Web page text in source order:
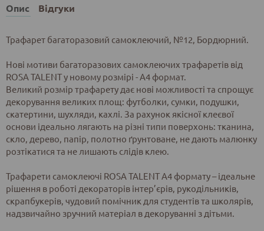
Опис Відгуки
Трафарет багаторазовий самоклеючий, №12, Бордюрний.
Нові мотиви багаторазових самоклеючих трафаретів від
ROSA TALENT у новому розмірі - А4 формат.
Великий розмір трафарету дає нові можливості та спрощує
декорування великих площ: футболки, сумки, подушки,
скатертини, шухляди, кахлі. За рахунок якісної клеєвої
основи ідеально лягають на різні типи поверхонь: тканина,
скло, дерево, папір, полотно ґрунтоване, не дають малюнку
розтікатися та не лишають слідів клею.
Трафарети самоклеючі ROSA TALENT А4 формату – ідеальне
рішення в роботі декораторів інтер’єрів, рукодільників,
скрапбукерів, чудовий помічник для студентів та школярів,
надзвичайно зручний матеріал в декоруванні з дітьми.